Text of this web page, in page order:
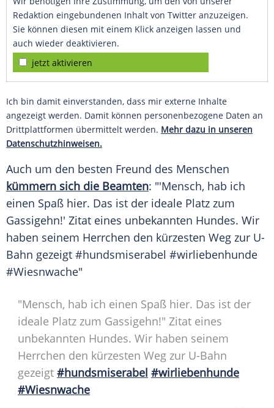
Redaktion eingebundenen Inhalt von Twitter anzuzeigen.
Sie können diesen mit einem Klick anzeigen lassen und
auch wieder deaktivieren.
jetzt aktivieren
Ich bin damit einverstanden, dass mir externe Inhalte
angezeigt werden. Damit können personenbezogene Daten an
Drittplattformen übermittelt werden. Mehr dazu in unseren
Datenschutzhinweisen.
Auch um den besten Freund des Menschen
kümmern sich die Beamten: "'Mensch, hab ich
einen Spaß hier. Das ist der ideale Platz zum
Gassigehn!' Zitat eines unbekannten Hundes. Wir
haben seinem Herrchen den kürzesten Weg zur U-
Bahn gezeigt #hundsmiserabel #wirliebenhunde
#Wiesnwache"
"Mensch, hab ich einen Spaß hier. Das ist der
ideale Platz zum Gassigehn!" Zitat eines
unbekannten Hundes. Wir haben seinem
Herrchen den kürzesten Weg zur U-Bahn
gezeigt #hundsmiserabel #wirliebenhunde
#Wiesnwache